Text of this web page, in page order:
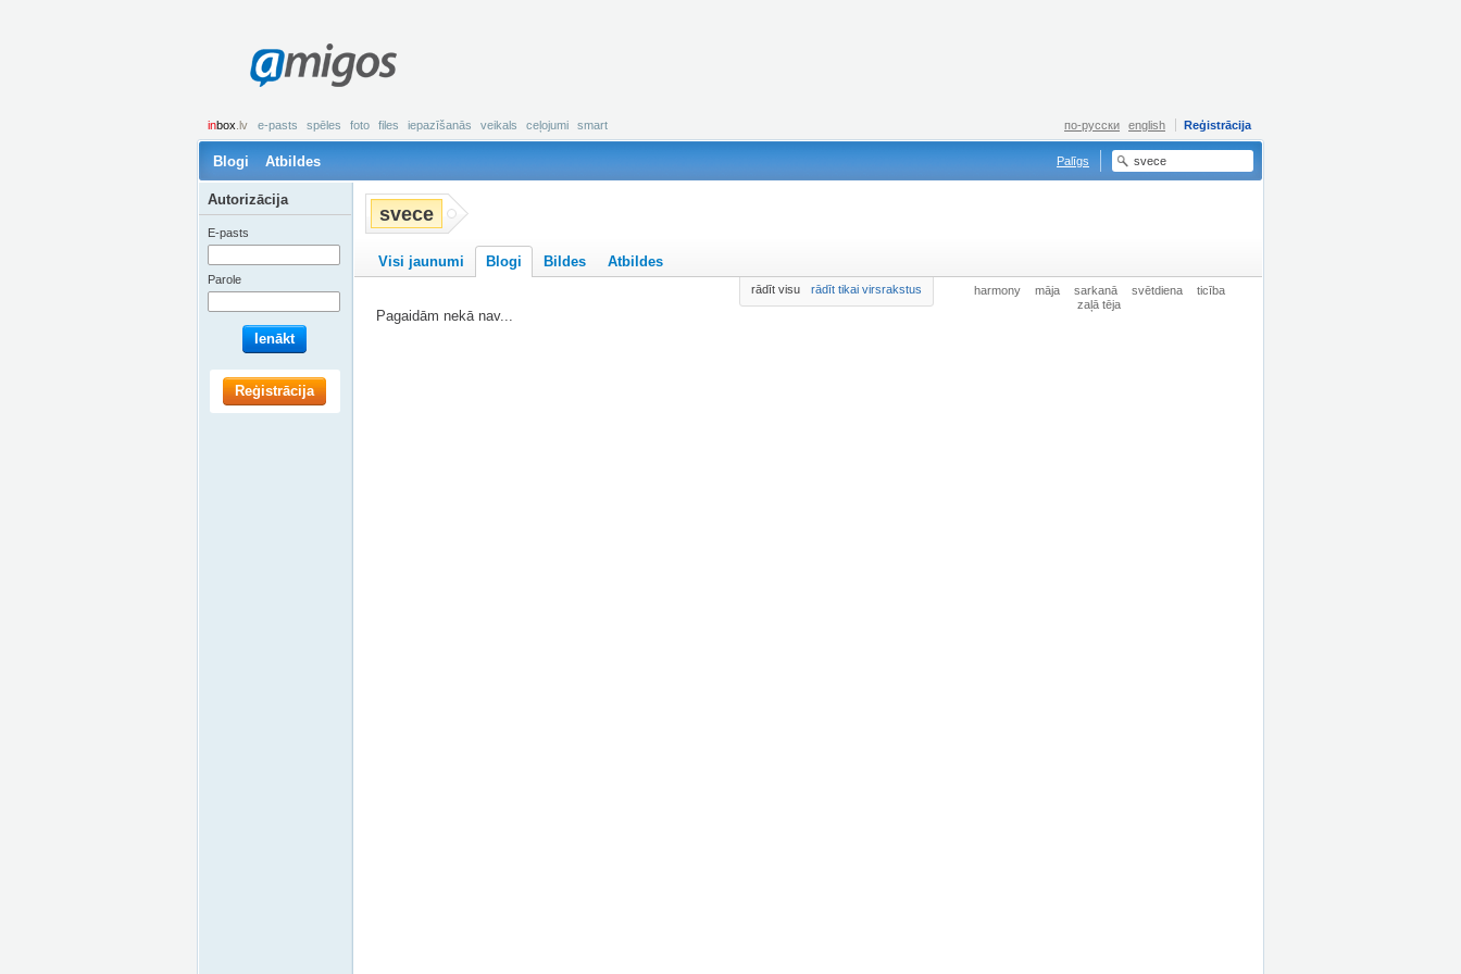
amigos
inbox .lv e-pasts spēles foto files iepazīšanās veikals ceļojumi smart Reģistrācija
по-русски english
Blogi Atbildes Palīgs
svece
Visi jaunumi Blogi Bildes Atbildes
rādīt visu rādīt tikai virsrakstus
Pagaidām nekā nav...
harmony māja sarkanā svētdiena
ticība
zaļā tēja
Autorizācija
E-pasts
Parole
Ienākt
Reģistrācija